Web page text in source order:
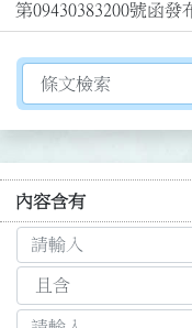
第09430383200號函發
切換選擇法規資訊內容
內容含有